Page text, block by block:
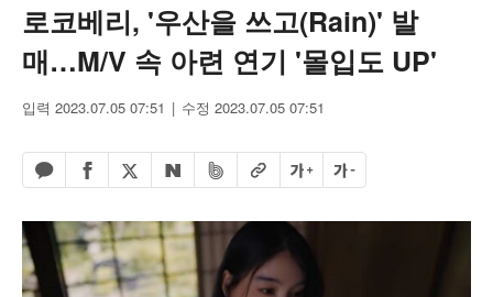
로코베리, '우산을 쓰고(Rain)' 발
매…M/V 속 아련 연기 '몰입도 UP'
입력 2023.07.05 07:51 수정 2023.07.05 07:51
카카오톡 공유하기
페이스북 공유하기
엑스 공유하기
네이버 공유하기
밴드 공유하기
URL복사글자 크게글자 작게